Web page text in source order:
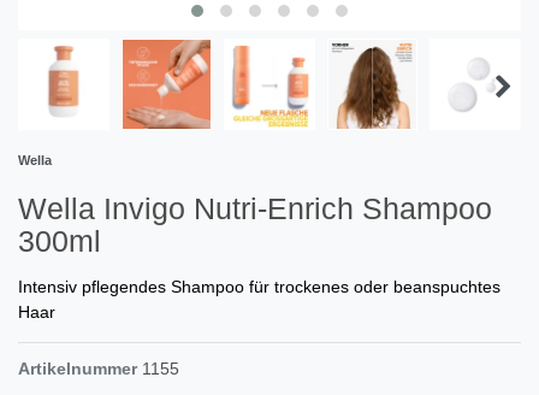
Wella
Wella Invigo Nutri-Enrich Shampoo
300ml
Intensiv pflegendes Shampoo für trockenes oder beanspuchtes
Haar
Artikelnummer 1155